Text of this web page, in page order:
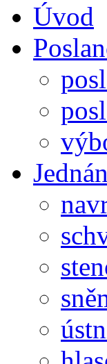
Úvod